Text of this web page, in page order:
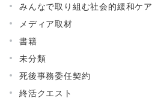
みんなで取り組む社会的緩和ケア
メディア取材
書籍
未分類
死後事務委任契約
終活クエスト